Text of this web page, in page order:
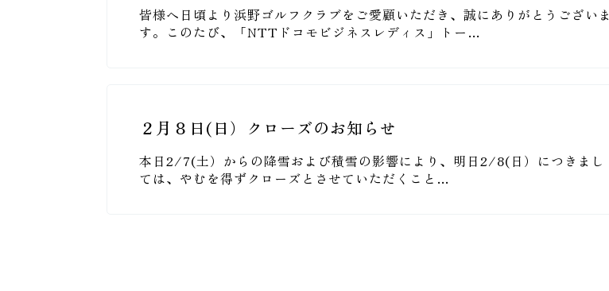
皆様へ日頃より浜野ゴルフクラブをご愛顧いただき、誠にありがとうございま
す。このたび、「NTTドコモビジネスレディス」トー…
２月８日(日）クローズのお知らせ
本日2/7(土）からの降雪および積雪の影響により、明日2/8(日）につきまし
ては、やむを得ずクローズとさせていただくこと…